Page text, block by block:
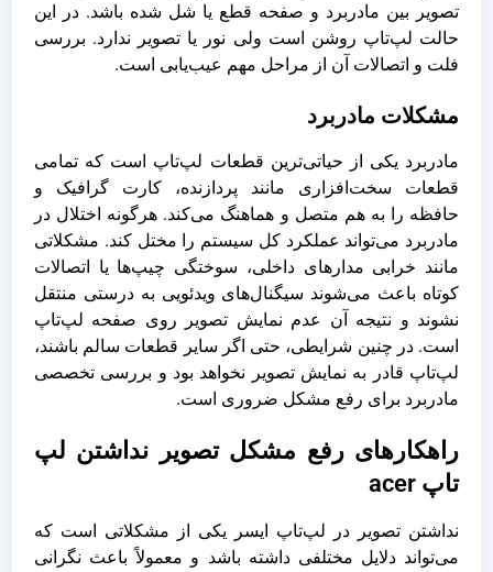
تصویر بین مادربرد و صفحه قطع یا شل شده باشد. در این
حالت لپ‌تاپ روشن است ولی نور یا تصویر ندارد. بررسی
فلت و اتصالات آن از مراحل مهم عیب‌یابی است.
مشکلات مادربرد
مادربرد یکی از حیاتی‌ترین قطعات لپ‌تاپ است که تمامی
قطعات سخت‌افزاری مانند پردازنده، کارت گرافیک و
حافظه را به هم متصل و هماهنگ می‌کند. هرگونه اختلال در
مادربرد می‌تواند عملکرد کل سیستم را مختل کند. مشکلاتی
مانند خرابی مدارهای داخلی، سوختگی چیپ‌ها یا اتصالات
کوتاه باعث می‌شوند سیگنال‌های ویدئویی به درستی منتقل
نشوند و نتیجه آن عدم نمایش تصویر روی صفحه لپ‌تاپ
است. در چنین شرایطی، حتی اگر سایر قطعات سالم باشند،
لپ‌تاپ قادر به نمایش تصویر نخواهد بود و بررسی تخصصی
مادربرد برای رفع مشکل ضروری است.
راهکارهای رفع مشکل تصویر نداشتن لپ
تاپ acer
نداشتن تصویر در لپ‌تاپ ایسر یکی از مشکلاتی است که
می‌تواند دلایل مختلفی داشته باشد و معمولاً باعث نگرانی